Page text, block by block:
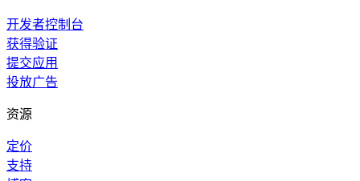
开发者控制台
获得验证
提交应用
投放广告
资源
定价
支持